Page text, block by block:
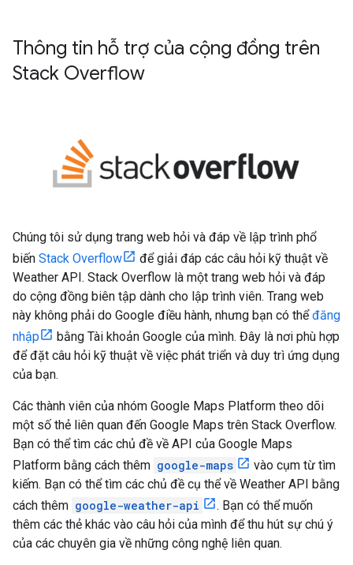
Thông tin hỗ trợ của cộng đồng trên
Stack Overflow
Chúng tôi sử dụng trang web hỏi và đáp về lập trình phổ
biến Stack Overflow
để giải đáp các câu hỏi kỹ thuật về
Weather API. Stack Overflow là một trang web hỏi và đáp
do cộng đồng biên tập dành cho lập trình viên. Trang web
này không phải do Google điều hành, nhưng bạn có thểđăng
nhập
bằng Tài khoản Google của mình. Đây là nơi phù hợp
để đặt câu hỏi kỹ thuật về việc phát triển và duy trì ứng dụng
của bạn.
Các thành viên của nhóm Google Maps Platform theo dõi
một số thẻ liên quan đến Google Maps trên Stack Overflow.
Bạn có thể tìm các chủ đề về API của Google Maps
Platform bằng cách thêm google-maps
vào cụm từ tìm
kiếm. Bạn có thể tìm các chủ đề cụ thể về Weather API bằng
cách thêm google-weather-api
. Bạn có thể muốn
thêm các thẻ khác vào câu hỏi của mình để thu hút sự chú ý
của các chuyên gia về những công nghệ liên quan.